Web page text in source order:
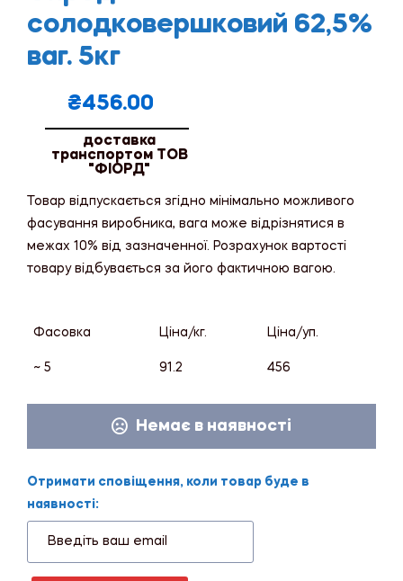
солодковершковий 62,5%
ваг. 5кг
₴456.00
доставка
транспортом ТОВ
"ФІОРД"
Товар відпускається згідно мінімально можливого
фасування виробника, вага може відрізнятися в
межах 10% від зазначенної. Розрахунок вартості
товару відбувається за його фактичною вагою.
Фасовка Ціна/кг. Ціна/уп.
~ 5 91.2 456
Немає в наявності
Отримати сповіщення, коли товар буде в
наявності: